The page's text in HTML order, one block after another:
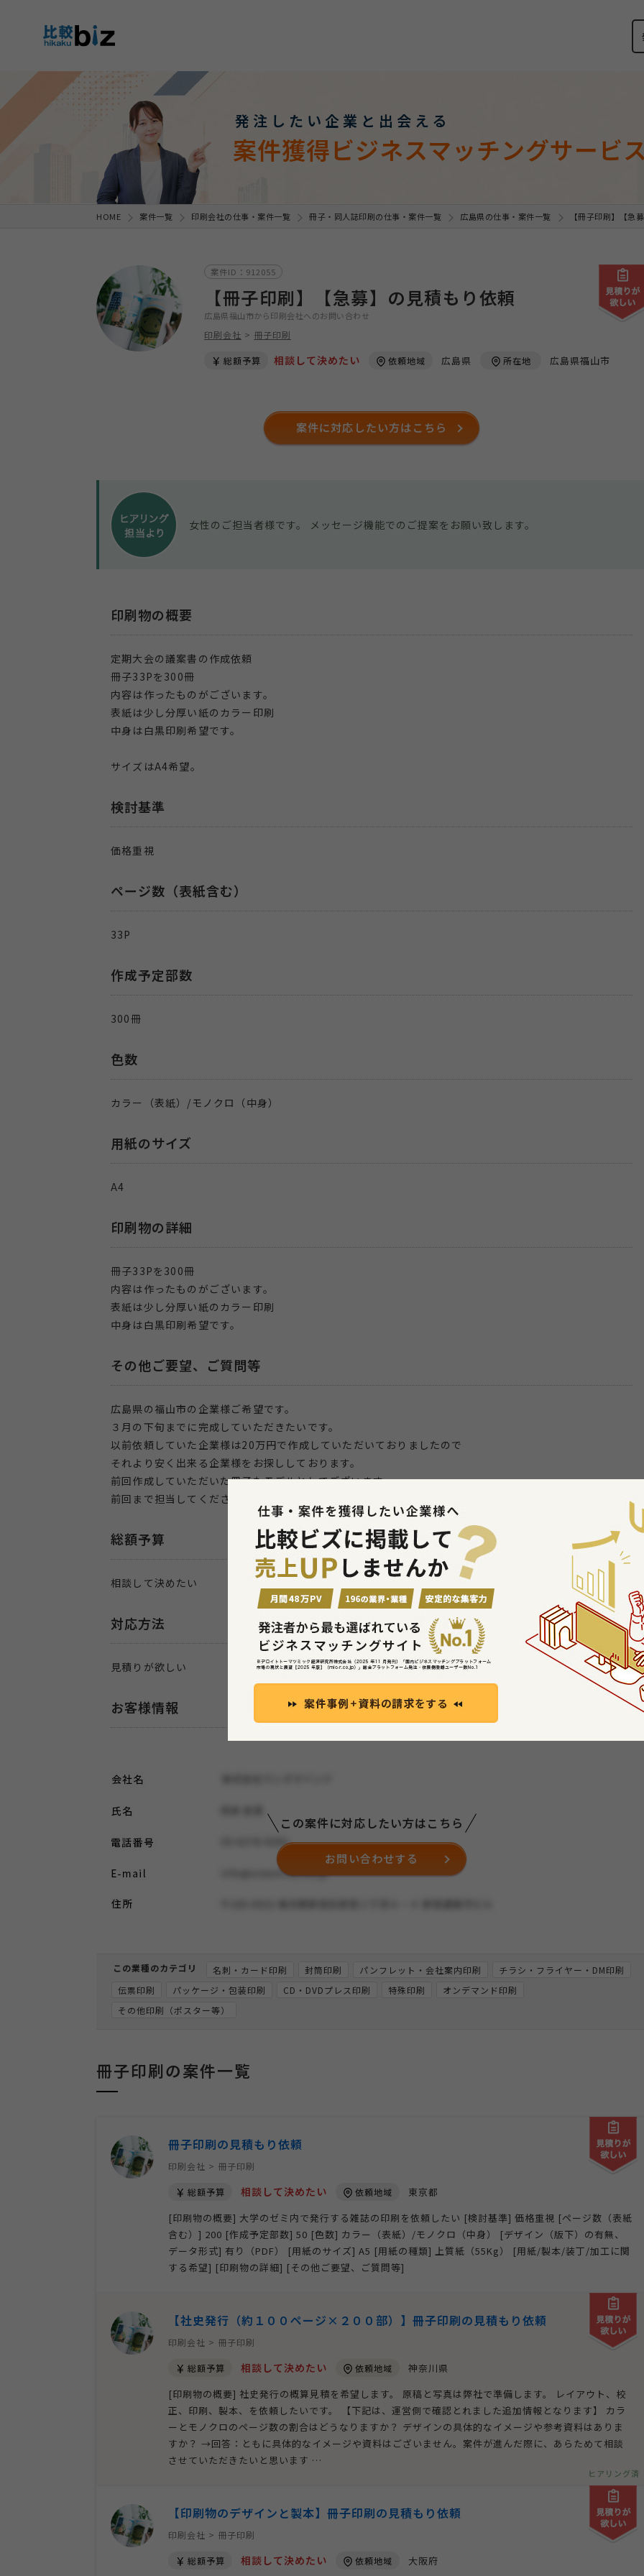
発注したい企業と出会える
案件獲得ビジネスマッチングサービ
HOME 案件一覧 印刷会社の仕事・案件一覧 冊子・同人誌印刷の仕事・案件一覧 広島県の仕事・案件一覧 【冊子印刷】【急
案件ID：912055
【冊子印刷】【急募】の見積もり依頼
広島県福山市から印刷会社へのお問い合わせ
印刷会社 > 冊子印刷
総額予算 相談して決めたい 依頼地域 広島県 所在地 広島県福山市
案件に対応したい方はこちら
女性のご担当者様です。 メッセージ機能でのご提案をお願い致します。
印刷物の概要
定期大会の議案書の作成依頼
冊子33Pを300冊
内容は作ったものがございます。
表紙は少し分厚い紙のカラー印刷
中身は白黒印刷希望です。
サイズはA4希望。
検討基準
価格重視
ページ数（表紙含む）
33P
作成予定部数
300冊
色数
カラー（表紙）/モノクロ（中身）
用紙のサイズ
A4
印刷物の詳細
冊子33Pを300冊
内容は作ったものがございます。
表紙は少し分厚い紙のカラー印刷
中身は白黒印刷希望です。
その他ご要望、ご質問等
広島県の福山市の企業様ご希望です。
３月の下旬までに完成していただきたいです。
以前依頼していた企業様は20万円で作成していただいておりましたので
それより安く出来る企業様をお探ししております。
前回作成していただいた冊子もモデルとしてございます。
前回まで担当してくださってた方が退職される為新たに企業様をお探ししました。
総額予算
相談して決めたい
対応方法
見積りが欲しい
お客様情報
この案件に対応したい方はこちら
お問い合わせする
この業種のカテゴリ 名刺・カード印刷 封筒印刷 パンフレット・会社案内印刷
チラシ・フライヤー・DM印刷
伝票印刷
パッケージ・包装印刷 CD・DVDプレス印刷 特殊印刷
オンデマンド印刷
その他印刷（ポスター等）
冊子印刷の案件一覧
冊子印刷の見積もり依頼
印刷会社 > 冊子印刷
総額予算 相談して決めたい 依頼地域
東京都
[印刷物の概要] 大学のゼミ内で発行する雑誌の印刷を依頼したい [検討基準] 価格重視 [ページ数（表紙
含む）] 200 [作成予定部数] 50 [色数] カラー（表紙）/モノクロ（中身） [デザイン（版下）の有無、
データ形式] 有り（PDF） [用紙のサイズ] A5 [用紙の種類] 上質紙（55Kg） [用紙/製本/装丁/加工に関
する希望] [印刷物の詳細] [その他ご要望、ご質問等]
【社史発行（約１００ページ×２００部）】冊子印刷の見積もり依頼
印刷会社 > 冊子印刷
総額予算 相談して決めたい 依頼地域
神奈川県
[印刷物の概要] 社史発行の概算見積を希望します。 原稿と写真は弊社で準備します。 レイアウト、校
正、印刷、製本、を依頼したいです。 【下記は、運営側で確認とれました追加情報となります】 カラ
ーとモノクロのページ数の割合はどうなりますか？ デザインの具体的なイメージや参考資料はありま
すか？ →回答：ともに具体的なイメージや資料はございません。案件が進んだ際に、あらためて相談
させていただきたいと思います …
ヒアリング済
【印刷物のデザインと製本】冊子印刷の見積もり依頼
印刷会社 > 冊子印刷
総額予算 相談して決めたい 依頼地域 大阪府